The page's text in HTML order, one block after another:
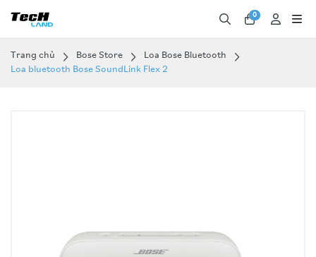
0
Trang chủ Bose Store
Loa Bose Bluetooth
Loa bluetooth Bose SoundLink Flex 2